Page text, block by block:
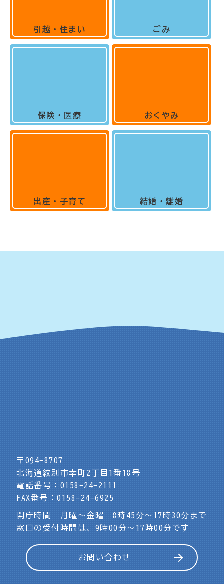
引越・住まい
保険・医療
出産・子育て
ごみ
おくやみ
結婚・離婚
〒094-8707
北海道紋別市幸町2丁目1番18号
電話番号：0158-24-2111
FAX番号：0158-24-6925
開庁時間 月曜～金曜 8時45分～17時30分まで
窓口の受付時間は、9時00分～17時00分です
お問い合わせ